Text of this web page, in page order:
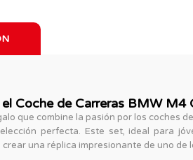
el Coche de Carreras BMW
que combine la pasión por los coches
perfecta. Este set, ideal para
una réplica impresionante de uno de